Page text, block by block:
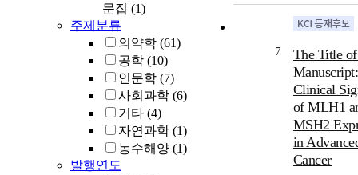
문집 (1)
주제분류
의약학 (61)
공학 (10)
인문학 (7)
사회과학 (6)
기타 (4)
자연과학 (1)
농수해양 (1)
발행연도
conjugate
cell
clearance(CL)
5±1.4ml/min/
following i.v.
and 5mg
respectively.
of volume of
at steady state
7
The Title
Clinical
of MLH1
MSH2
in
Cancer